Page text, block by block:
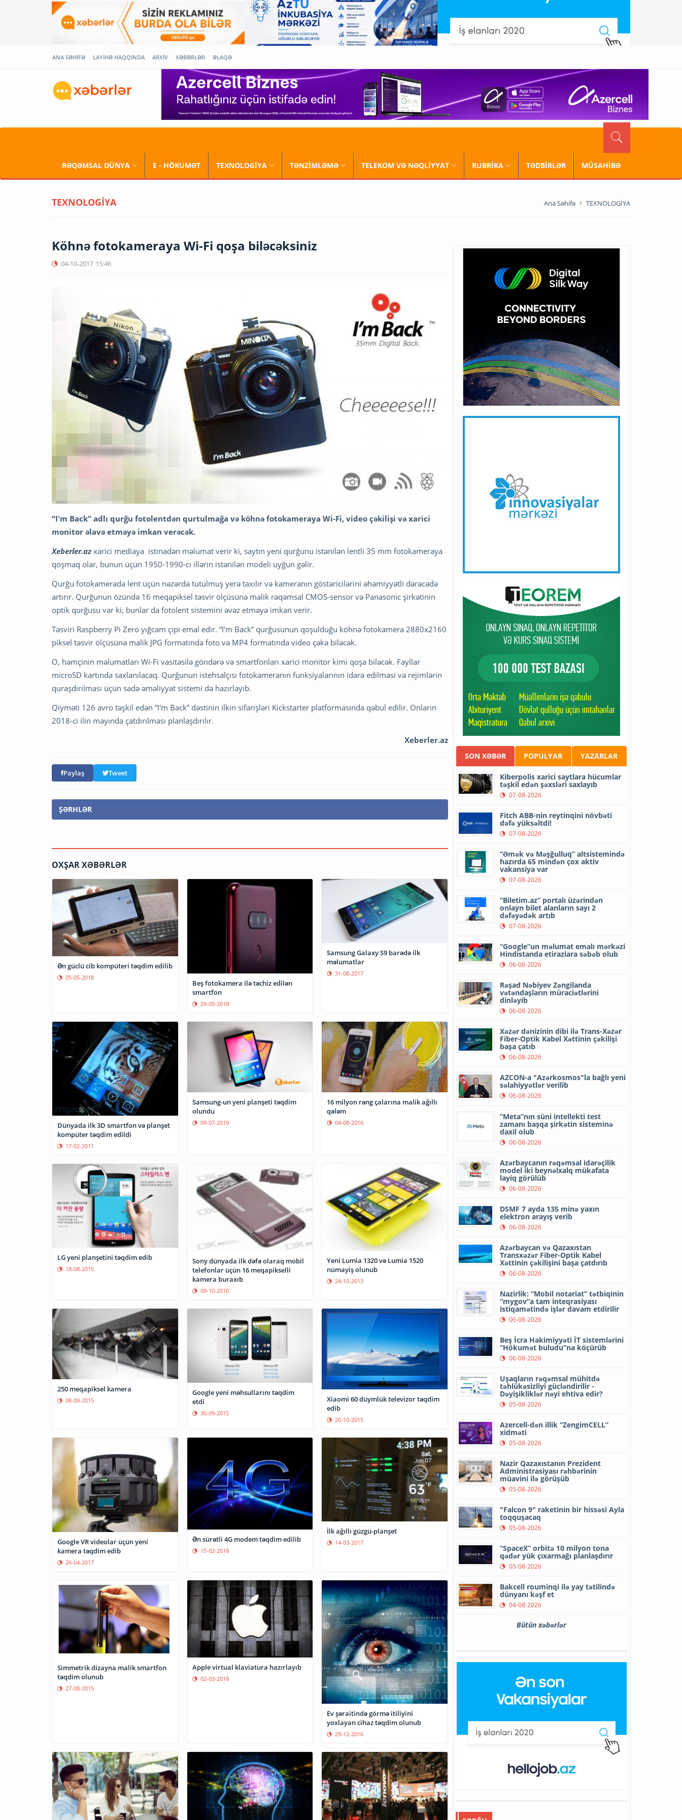
ANA SƏHİFƏ LAYİHƏ HAQQINDA ARXİV XƏBƏRLƏR ƏLAQƏ
RƏQƏMSAL DÜNYA E - HÖKUMƏT TEXNOLOGİYA TƏNZİMLƏMƏ TELEKOM VƏ NƏQLİYYAT RUBRİKA TƏDBİRLƏR MÜSAHİBƏ
TEXNOLOGİYA Ana Səhifə TEXNOLOGİYA
Köhnə fotokameraya Wi-Fi qoşa biləcəksiniz
04-10-2017 15:46
“I'm Back” adlı qurğu fotolentdən qurtulmağa və köhnə fotokameraya Wi-Fi, video çəkilişi və xarici
monitor əlavə etməyə imkan verəcək.
Xeberler.az xarici mediaya istinadən məlumat verir ki, saytın yeni qurğunu istənilən lentli 35 mm fotokameraya
qoşmaq olar, bunun üçün 1950-1990-cı illərin istənilən modeli uyğun gəlir.
Qurğu fotokamerada lent üçün nəzərdə tutulmuş yerə taxılır və kameranın göstəricilərini əhəmiyyətli dərəcədə
artırır. Qurğunun özündə 16 meqapiksel təsvir ölçüsünə malik rəqəmsal CMOS-sensor və Panasonic şirkətinin
optik qurğusu var ki, bunlar da fotolent sistemini əvəz etməyə imkan verir.
Təsviri Raspberry Pi Zero yığcam çipi emal edir. “I'm Back” qurğusunun qoşulduğu köhnə fotokamera 2880x2160
piksel təsvir ölçüsünə malik JPG formatında foto və MP4 formatında video çəkə biləcək.
O, həmçinin məlumatları Wi-Fi vasitəsilə göndərə və smartfonları xarici monitor kimi qoşa biləcək. Fayllar
microSD kartında saxlanılacaq. Qurğunun istehsalçısı fotokameranın funksiyalarının idarə edilməsi və rejimlərin
quraşdırılması üçün sadə əməliyyat sistemi də hazırlayıb.
Qiyməti 126 avro təşkil edən “I'm Back” dəstinin ilkin sifarişləri Kickstarter platformasında qəbul edilir. Onların
2018-ci ilin mayında çatdırılması planlaşdırılır.
Xeberler.az
Paylaş Tweet
ŞƏRHLƏR
OXŞAR XƏBƏRLƏR
Ən güclü cib kompüteri təqdim edilib
05-05-2018
Beş fotokamera ilə təchiz edilən
smartfon
29-09-2018
Samsung Galaxy S9 barədə ilk
məlumatlar
31-08-2017
Dünyada ilk 3D smartfon və planşet
kompüter təqdim edildi
17-02-2011
Samsung-un yeni planşeti təqdim
olundu
09-07-2019
16 milyon rəng çalarına malik ağıllı
qələm
04-08-2016
LG yeni planşetini təqdim edib
18-08-2015
Sony dünyada ilk dəfə olaraq mobil
telefonlar üçün 16 meqapikselli
kamera buraxıb
09-10-2010
Yeni Lumia 1320 və Lumia 1520
nümayiş olunub
24-10-2013
250 meqapiksel kamera
08-09-2015
Google yeni məhsullarını təqdim
etdi
30-09-2015
Xiaomi 60 düymlük televizor təqdim
edib
20-10-2015
Google VR videolar üçün yeni
kamera təqdim edib
26-04-2017
Ən sürətli 4G modem təqdim edilib
15-02-2018
İlk ağıllı güzgü-planşet
14-03-2017
Simmetrik dizayna malik smartfon
təqdim olunub
27-08-2015
Apple virtual klaviatura hazırlayıb
02-03-2018
Ev şəraitində görmə itiliyini
yoxlayan cihaz təqdim olunub
29-12-2016
SON XƏBƏR POPULYAR YAZARLAR
Kiberpolis xarici saytlara hücumlar
təşkil edən şəxsləri saxlayıb
07-08-2026
Fitch ABB-nin reytinqini növbəti
dəfə yüksəltdi!
07-08-2026
“Əmək və Məşğulluq” altsistemində
hazırda 65 mindən çox aktiv
vakansiya var
07-08-2026
“Biletim.az” portalı üzərindən
onlayn bilet alanların sayı 2
dəfəyədək artıb
07-08-2026
“Google”un məlumat emalı mərkəzi
Hindistanda etirazlara səbəb olub
06-08-2026
Rəşad Nəbiyev Zəngilanda
vətəndaşların müraciətlərini
dinləyib
06-08-2026
Xəzər dənizinin dibi ilə Trans-Xəzər
Fiber-Optik Kabel Xəttinin çəkilişi
başa çatıb
06-08-2026
AZCON-a "Azərkosmos"la bağlı yeni
səlahiyyətlər verilib
06-08-2026
“Meta”nın süni intellekti test
zamanı başqa şirkətin sisteminə
daxil olub
06-08-2026
Azərbaycanın rəqəmsal idarəçilik
model iki beynəlxalq mükafata
layiq görülüb
06-08-2026
DSMF 7 ayda 135 minə yaxın
elektron arayış verib
06-08-2026
Azərbaycan və Qazaxıstan
Transxəzər Fiber-Optik Kabel
Xəttinin çəkilişini başa çatdırıb
06-08-2026
Nazirlik: “Mobil notariat” tətbiqinin
“mygov”a tam inteqrasiyası
istiqamətində işlər davam etdirilir
06-08-2026
Beş İcra Hakimiyyəti İT sistemlərini
“Hökumət buludu”na köçürüb
06-08-2026
Uşaqların rəqəmsal mühitdə
təhlükəsizliyi gücləndirilir -
Dəyişikliklər nəyi ehtiva edir?
05-08-2026
Azercell-dən illik “ZengimCELL”
xidməti
05-08-2026
Nazir Qazaxıstanın Prezident
Administrasiyası rəhbərinin
müavini ilə görüşüb
05-08-2026
"Falcon 9" raketinin bir hissəsi Ayla
toqquşacaq
05-08-2026
“SpaceX” orbitə 10 milyon tona
qədər yük çıxarmağı planlaşdırır
05-08-2026
Bakcell rouminqi ilə yay tətilində
dünyanı kəşf et
04-08-2026
Bütün xəbərlər